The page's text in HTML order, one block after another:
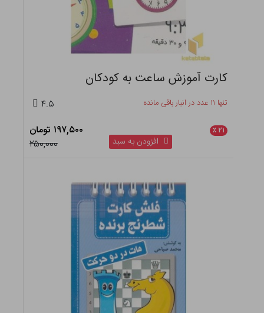
کارت آموزش ساعت به کودکان
تنها ۱۱ عدد در انبار باقی مانده ۴.۵
۲۱ ٪
۱۹۷,۵۰۰ تومان
۲۵۰,۰۰۰
افزودن به سبد